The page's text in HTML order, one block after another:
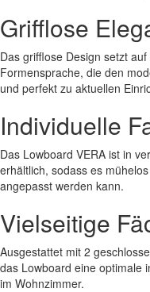
Grifflose
Das grifflose Design setzt
Formensprache, die den
und perfekt zu aktuellen
Individuelle
Das Lowboard VERA ist in
erhältlich, sodass es
angepasst werden kann.
Vielseitige
Ausgestattet mit 2
das Lowboard eine optimale
im Wohnzimmer.